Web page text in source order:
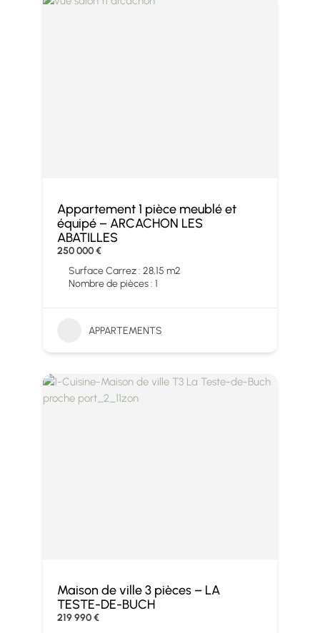
Appartement 1 pièce meublé et
équipé – ARCACHON LES
ABATILLES
250 000 €
Surface Carrez : 28,15 m2
Nombre de pièces : 1
APPARTEMENTS
Maison de ville 3 pièces – LA
TESTE-DE-BUCH
219 990 €